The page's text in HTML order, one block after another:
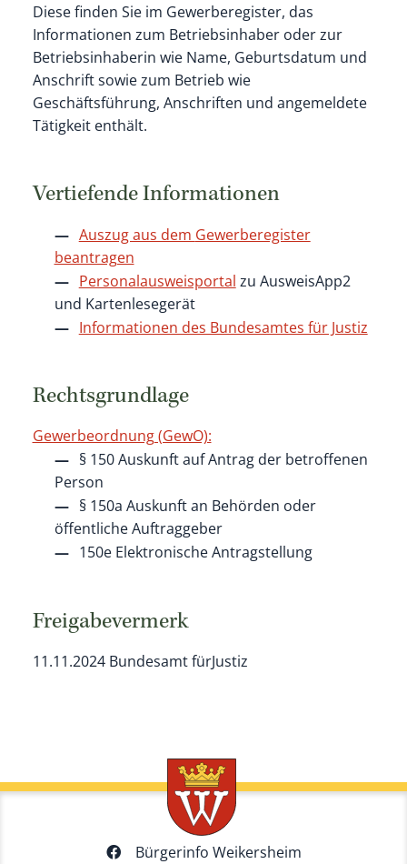
Diese finden Sie im Gewerberegister, das
Informationen zum Betriebsinhaber oder zur
Betriebsinhaberin wie Name, Geburtsdatum und
Anschrift sowie zum Betrieb wie
Geschäftsführung, Anschriften und angemeldete
Tätigkeit enthält.
Vertiefende Informationen
Auszug aus dem Gewerberegister
beantragen
Personalausweisportal zu AusweisApp2
und Kartenlesegerät
Informationen des Bundesamtes für Justiz
Rechtsgrundlage
Gewerbeordnung (GewO):
§ 150 Auskunft auf Antrag der betroffenen
Person
§ 150a Auskunft an Behörden oder
öffentliche Auftraggeber
150e Elektronische Antragstellung
Freigabevermerk
11.11.2024 Bundesamt fürJustiz
Bürgerinfo Weikersheim